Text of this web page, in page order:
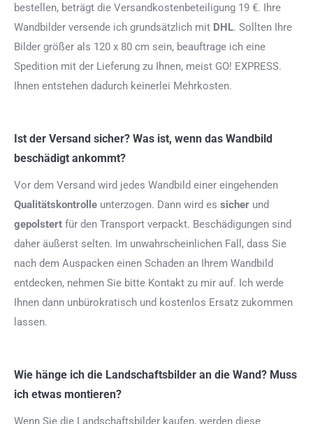
bestellen, beträgt die Versandkostenbeteiligung 19 €. Ihre
Wandbilder versende ich grundsätzlich mit DHL. Sollten Ihre
Bilder größer als 120 x 80 cm sein, beauftrage ich eine
Spedition mit der Lieferung zu Ihnen, meist GO! EXPRESS.
Ihnen entstehen dadurch keinerlei Mehrkosten.
Ist der Versand sicher? Was ist, wenn das Wandbild
beschädigt ankommt?
Vor dem Versand wird jedes Wandbild einer eingehenden
Qualitätskontrolle unterzogen. Dann wird es sicher und
gepolstert für den Transport verpackt. Beschädigungen sind
daher äußerst selten. Im unwahrscheinlichen Fall, dass Sie
nach dem Auspacken einen Schaden an Ihrem Wandbild
entdecken, nehmen Sie bitte Kontakt zu mir auf. Ich werde
Ihnen dann unbürokratisch und kostenlos Ersatz zukommen
lassen.
Wie hänge ich die Landschaftsbilder an die Wand? Muss
ich etwas montieren?
Wenn Sie die Landschaftsbilder kaufen, werden diese